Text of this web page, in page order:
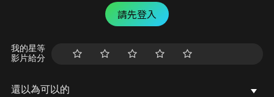
請先登入
我的星等
影片給分
還以為可以的